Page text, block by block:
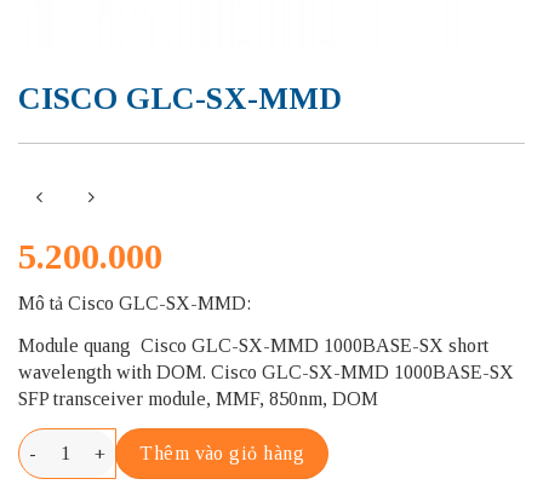
CISCO GLC-SX-MMD
5.200.000
Mô tả Cisco GLC-SX-MMD:
Module quang Cisco GLC-SX-MMD 1000BASE-SX short
wavelength with DOM. Cisco GLC-SX-MMD 1000BASE-SX
SFP transceiver module, MMF, 850nm, DOM
CISCO GLC-SX-MMD số lượng
Thêm vào giỏ hàng